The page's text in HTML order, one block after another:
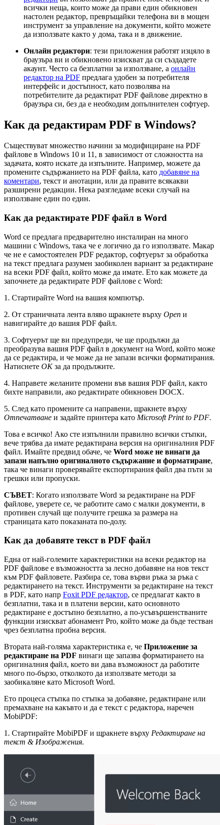
всички неща, които може да прави един обикновен
настолен редактор, превръщайки телефона ви в мощен
инструмент за управление на документи, който можете
да използвате както у дома, така и в движение.
Онлайн редактори: тези приложения работят изцяло в
браузъра ви и обикновено изискват да си създадете
акаунт. Често са безплатни за използване, а онлайн
редактор на PDF предлага удобен за потребителя
интерфейс и достъпност, като позволява на
потребителите да редактират PDF файлове директно в
браузъра си, без да е необходим допълнителен софтуер.
Как да редактирам PDF в Windows?
Съществуват множество начини за модифициране на PDF
файлове в Windows 10 и 11, в зависимост от сложността на
задачата, която искате да изпълните. Например, можете да
промените съдържанието на PDF файла, като добавяне на
коментари, текст и анотации, или да правите всякакви
разширени редакции. Нека разгледаме всеки случай на
използване един по един.
Как да редактирате PDF файл в Word
Word се предлага предварително инсталиран на много
машини с Windows, така че е логично да го използвате. Макар
че не е самостоятелен PDF редактор, софтуерът за обработка
на текст предлага разумен заобиколен вариант за редактиране
на всеки PDF файл, който може да имате. Ето как можете да
започнете да редактирате PDF файлове с Word:
1. Стартирайте Word на вашия компютър.
2. От страничната лента вляво щракнете върху Open и
навигирайте до вашия PDF файл.
3. Софтуерът ще ви предупреди, че ще продължи да
преобразува вашия PDF файл в документ на Word, който може
да се редактира, и че може да не запази всички форматирания.
Натиснете OKза да продължите.
4. Направете желаните промени във вашия PDF файл, както
бихте направили, ако редактирате обикновен DOCX.
5. След като промените са направени, щракнете върху
Отпечатване и задайте принтера като Microsoft Print to PDF.
Това е всичко! Ако сте изпълнили правилно всички стъпки,
вече трябва да имате редактирана версия на оригиналния PDF
файл. Имайте предвид обаче, че Word може не винаги да
запази напълно оригиналното съдържание и форматиране,
така че винаги проверявайте експортирания файл два пъти за
грешки или пропуски.
СЪВЕТ: Когато използвате Word за редактиране на PDF
файлове, уверете се, че работите само с малки документи, в
противен случай ще получите грешка за размера на
страницата като показаната по-долу.
Как да добавяте текст в PDF файл
Една от най-големите характеристики на всеки редактор на
PDF файлове е възможността за лесно добавяне на нов текст
към PDF файловете. Разбира се, това върви ръка за ръка с
редактирането на текст. Инструменти за редактиране на текст
в PDF, като напр Foxit PDF редактор, се предлагат както в
безплатни, така и в платени версии, като основното
редактиране е достъпно безплатно, а по-усъвършенстваните
функции изискват абонамент Pro, който може да бъде тестван
чрез безплатна пробна версия.
Втората най-голяма характеристика е, че Приложение за
редактиране на PDF винаги ще запазва форматирането на
оригиналния файл, което ви дава възможност да работите
много по-бързо, отколкото да използвате методи за
заобикаляне като Microsoft Word.
Ето процеса стъпка по стъпка за добавяне, редактиране или
премахване на какъвто и да е текст с редактора, наречен
MobiPDF:
1. Стартирайте MobiPDF и щракнете върху Редактиране на
текст & Изображения.